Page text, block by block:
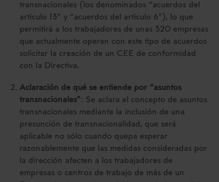
transnacionales (los denominados “acuerdos del
artículo 13” y “acuerdos del artículo 6”), lo que
permitirá a los trabajadores de unas 320 empresas
que actualmente operan con este tipo de acuerdos
solicitar la creación de un CEE de conformidad
con la Directiva.
Aclaración de qué se entiende por “asuntos
transnacionales”: Se aclara el concepto de asuntos
transnacionales mediante la inclusión de una
presunción de transnacionalidad, que será
aplicable no sólo cuando quepa esperar
razonablemente que las medidas consideradas por
la dirección afecten a los trabajadores de
empresas o centros de trabajo de más de un